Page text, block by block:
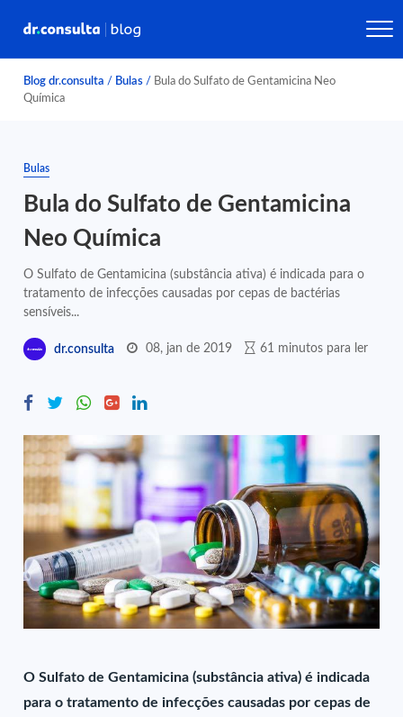
Blog dr.consulta / Bulas / Bula do Sulfato de Gentamicina Neo
Química
Bulas
Bula do Sulfato de Gentamicina
Neo Química
O Sulfato de Gentamicina (substância ativa) é indicada para o
tratamento de infecções causadas por cepas de bactérias
sensíveis...
dr.consulta 08, jan de 2019 61 minutos para ler
O Sulfato de Gentamicina (substância ativa) é indicada
para o tratamento de infecções causadas por cepas de